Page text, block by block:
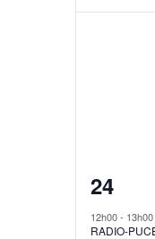
1
event,
24
12h00- 13h00
RADIO-